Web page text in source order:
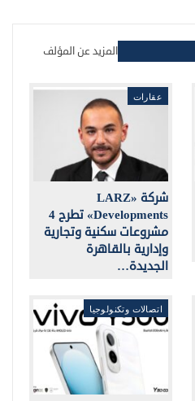
المزيد عن المؤلف
عقارات
شركة «LARZ
Developments» تطرح 4
مشروعات سكنية وتجارية
وإدارية بالقاهرة
الجديدة…
اتصالات وتكنولوجيا